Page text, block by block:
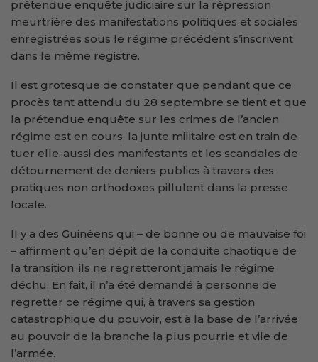
prétendue enquête judiciaire sur la répression
meurtrière des manifestations politiques et sociales
enregistrées sous le régime précédent s’inscrivent
dans le même registre.
Il est grotesque de constater que pendant que ce
procès tant attendu du 28 septembre se tient et que
la prétendue enquête sur les crimes de l’ancien
régime est en cours, la junte militaire est en train de
tuer elle-aussi des manifestants et les scandales de
détournement de deniers publics à travers des
pratiques non orthodoxes pillulent dans la presse
locale.
Il y a des Guinéens qui – de bonne ou de mauvaise foi
– affirment qu’en dépit de la conduite chaotique de
la transition, ils ne regretteront jamais le régime
déchu. En fait, il n’a été demandé à personne de
regretter ce régime qui, à travers sa gestion
catastrophique du pouvoir, est à la base de l’arrivée
au pouvoir de la branche la plus pourrie et vile de
l’armée.